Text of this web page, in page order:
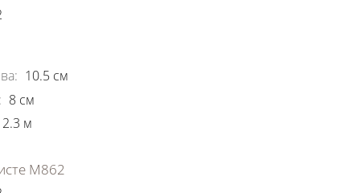
: 10.5 см
: 8 см
2.3 м
М862